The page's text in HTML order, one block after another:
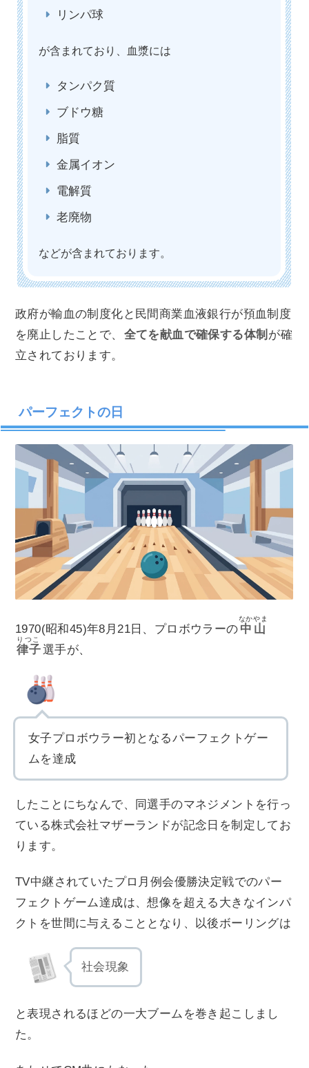
リンパ球
が含まれており、血漿には
タンパク質
ブドウ糖
脂質
金属イオン
電解質
老廃物
などが含まれております。
政府が輸血の制度化と民間商業血液銀行が預血制度
を廃止したことで、 全てを献血で確保する体制 が確
立されております。
パーフェクトの日
1970(昭和45)年8月21日、プロボウラーの 中山
なかやま
律子
りつこ
選手が、
女子プロボウラー初となるパーフェクトゲー
ムを達成
したことにちなんで、同選手のマネジメントを行っ
ている株式会社マザーランドが記念日を制定してお
ります。
TV中継されていたプロ月例会優勝決定戦でのパー
フェクトゲーム達成は、想像を超える大きなインパ
クトを世間に与えることとなり、以後ボーリングは
社会現象
と表現されるほどの一大ブームを巻き起こしまし
た。